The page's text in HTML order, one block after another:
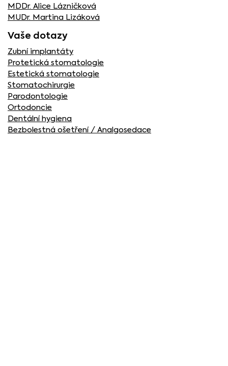
MDDr. Alice Lázničková
MUDr. Martina Lizáková
Vaše dotazy
Zubní implantáty
Protetická stomatologie
Estetická stomatologie
Stomatochirurgie
Parodontologie
Ortodoncie
Dentální hygiena
Bezbolestná ošetření / Analgosedace